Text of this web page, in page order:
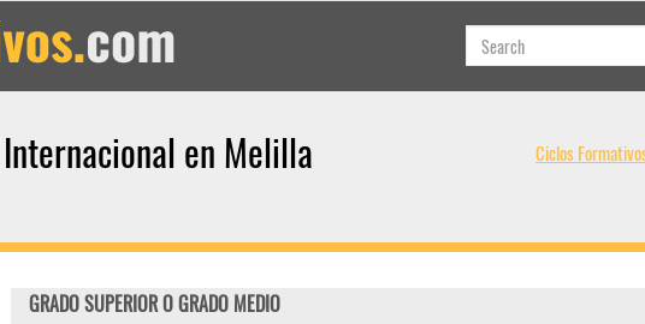
en Melilla Ciclos
GRADO SUPERIOR O GRADO MEDIO